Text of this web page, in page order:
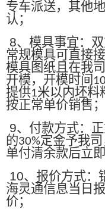
专车派送，其他
认；
8、模具事宜：
常规模具可直接
模具图纸且在我
开模，开模时间
提供1米以内坯料
按正常单价销售；
9、付款方式：
的30%定金予我
单付清余款后立
10、报价方式：
海灵通信息当日
价；